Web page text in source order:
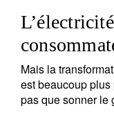
Mais la
est beaucoup
pas que sonner le